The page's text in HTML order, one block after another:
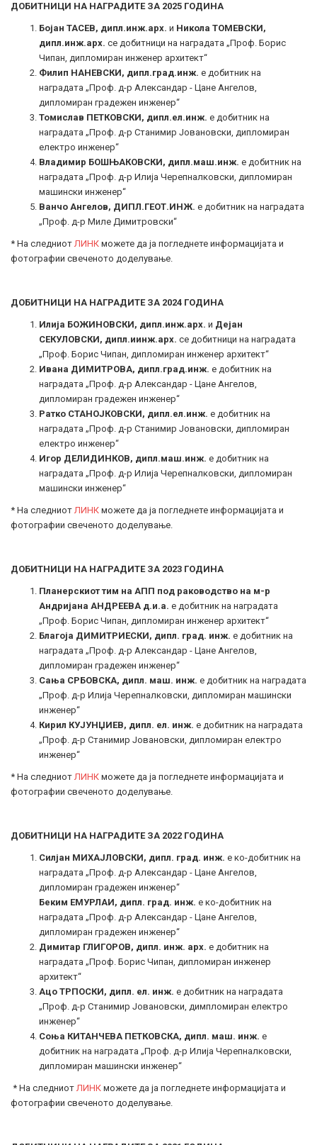
ДОБИТНИЦИ НА НАГРАДИТЕ ЗА 2025 ГОДИНА
Бојан ТАСЕВ, дипл.инж.арх. и Никола ТОМЕВСКИ,
дипл.инж.арх. се добитници на наградата „Проф. Борис
Чипан, дипломиран инженер архитект“
Филип НАНЕВСКИ, дипл.град.инж. е добитник на
наградата „Проф. д-р Александар - Цане Ангелов,
дипломиран градежен инженер“
Томислав ПЕТКОВСКИ, дипл.ел.инж. е добитник на
наградата „Проф. д-р Станимир Јовановски, дипломиран
електро инженер“
Владимир БОШЊАКОВСКИ, дипл.маш.инж. е добитник на
наградата „Проф. д-р Илија Черепналковски, дипломиран
машински инженер“
Ванчо Ангелов, ДИПЛ.ГЕОТ.ИНЖ. е добитник на наградата
„Проф. д-р Миле Димитровски“
* На следниот ЛИНК можете да ја погледнете информацијата и
фотографии свеченото доделување.
ДОБИТНИЦИ НА НАГРАДИТЕ ЗА 2024 ГОДИНА
Илија БОЖИНОВСКИ, дипл.инж.арх. и Дејан
СЕКУЛОВСКИ, дипл.иинж.арх. се добитници на наградата
„Проф. Борис Чипан, дипломиран инженер архитект“
Ивана ДИМИТРОВА, дипл.град.инж. е добитник на
наградата „Проф. д-р Александар - Цане Ангелов,
дипломиран градежен инженер“
Ратко СТАНОЈКОВСКИ, дипл.ел.инж. е добитник на
наградата „Проф. д-р Станимир Јовановски, дипломиран
електро инженер“
Игор ДЕЛИДИНКОВ, дипл.маш.инж. е добитник на
наградата „Проф. д-р Илија Черепналковски, дипломиран
машински инженер“
* На следниот ЛИНК можете да ја погледнете информацијата и
фотографии свеченото доделување.
ДОБИТНИЦИ НА НАГРАДИТЕ ЗА 2023 ГОДИНА
Планерскиот тим на АПП под раководство на м-р
Андријана АНДРЕЕВА д.и.а. е добитник на наградата
„Проф. Борис Чипан, дипломиран инженер архитект“
Благоја ДИМИТРИЕСКИ, дипл. град. инж. е добитник на
наградата „Проф. д-р Александар - Цане Ангелов,
дипломиран градежен инженер“
Сања СРБОВСКА, дипл. маш. инж. е добитник на наградата
„Проф. д-р Илија Черепналковски, дипломиран машински
инженер“
Кирил КУЈУНЏИЕВ, дипл. ел. инж. е добитник на наградата
„Проф. д-р Станимир Јовановски, дипломиран електро
инженер“
* На следниот ЛИНК можете да ја погледнете информацијата и
фотографии свеченото доделување.
ДОБИТНИЦИ НА НАГРАДИТЕ ЗА 2022 ГОДИНА
Силјан МИХАЈЛОВСКИ, дипл. град. инж. е ко-добитник на
наградата „Проф. д-р Александар - Цане Ангелов,
дипломиран градежен инженер“
Беким ЕМУРЛАИ, дипл. град. инж. е ко-добитник на
наградата „Проф. д-р Александар - Цане Ангелов,
дипломиран градежен инженер“
Димитар ГЛИГОРОВ, дипл. инж. арх. е добитник на
наградата „Проф. Борис Чипан, дипломиран инженер
архитект“
Ацо ТРПОСКИ, дипл. ел. инж. е добитник на наградата
„Проф. д-р Станимир Јовановски, димпломиран електро
инженер“
Соња КИТАНЧЕВА ПЕТКОВСКА, дипл. маш. инж. е
добитник на наградата „Проф. д-р Илија Черепналковски,
дипломиран машински инженер“
* На следниот ЛИНК можете да ја погледнете информацијата и
фотографии свеченото доделување.